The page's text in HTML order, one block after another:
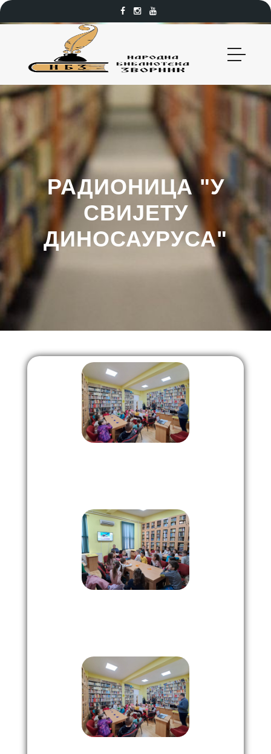
РАДИОНИЦА "У
СВИЈЕТУ
ДИНОСАУРУСА"